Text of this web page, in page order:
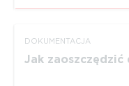
DOKUMEN­TACJA
Jak zaosz­czędzić